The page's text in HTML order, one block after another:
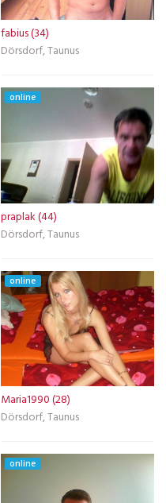
fabius (34)
Dörsdorf, Taunus
online
praplak (44)
Dörsdorf, Taunus
online
Maria1990 (28)
Dörsdorf, Taunus
online